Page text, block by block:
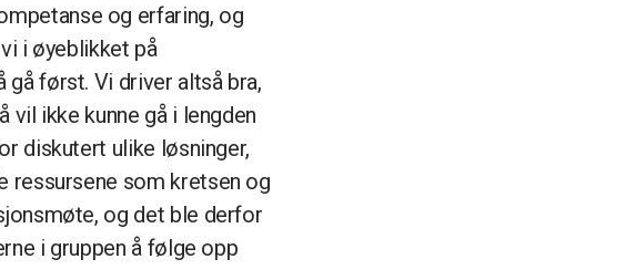
og erfaring, og
i øyeblikket på
først. Vi driver altså bra,
vil ikke kunne gå i lengden
diskutert ulike løsninger,
ressursene som kretsen og
og det ble derfor
i gruppen å følge opp